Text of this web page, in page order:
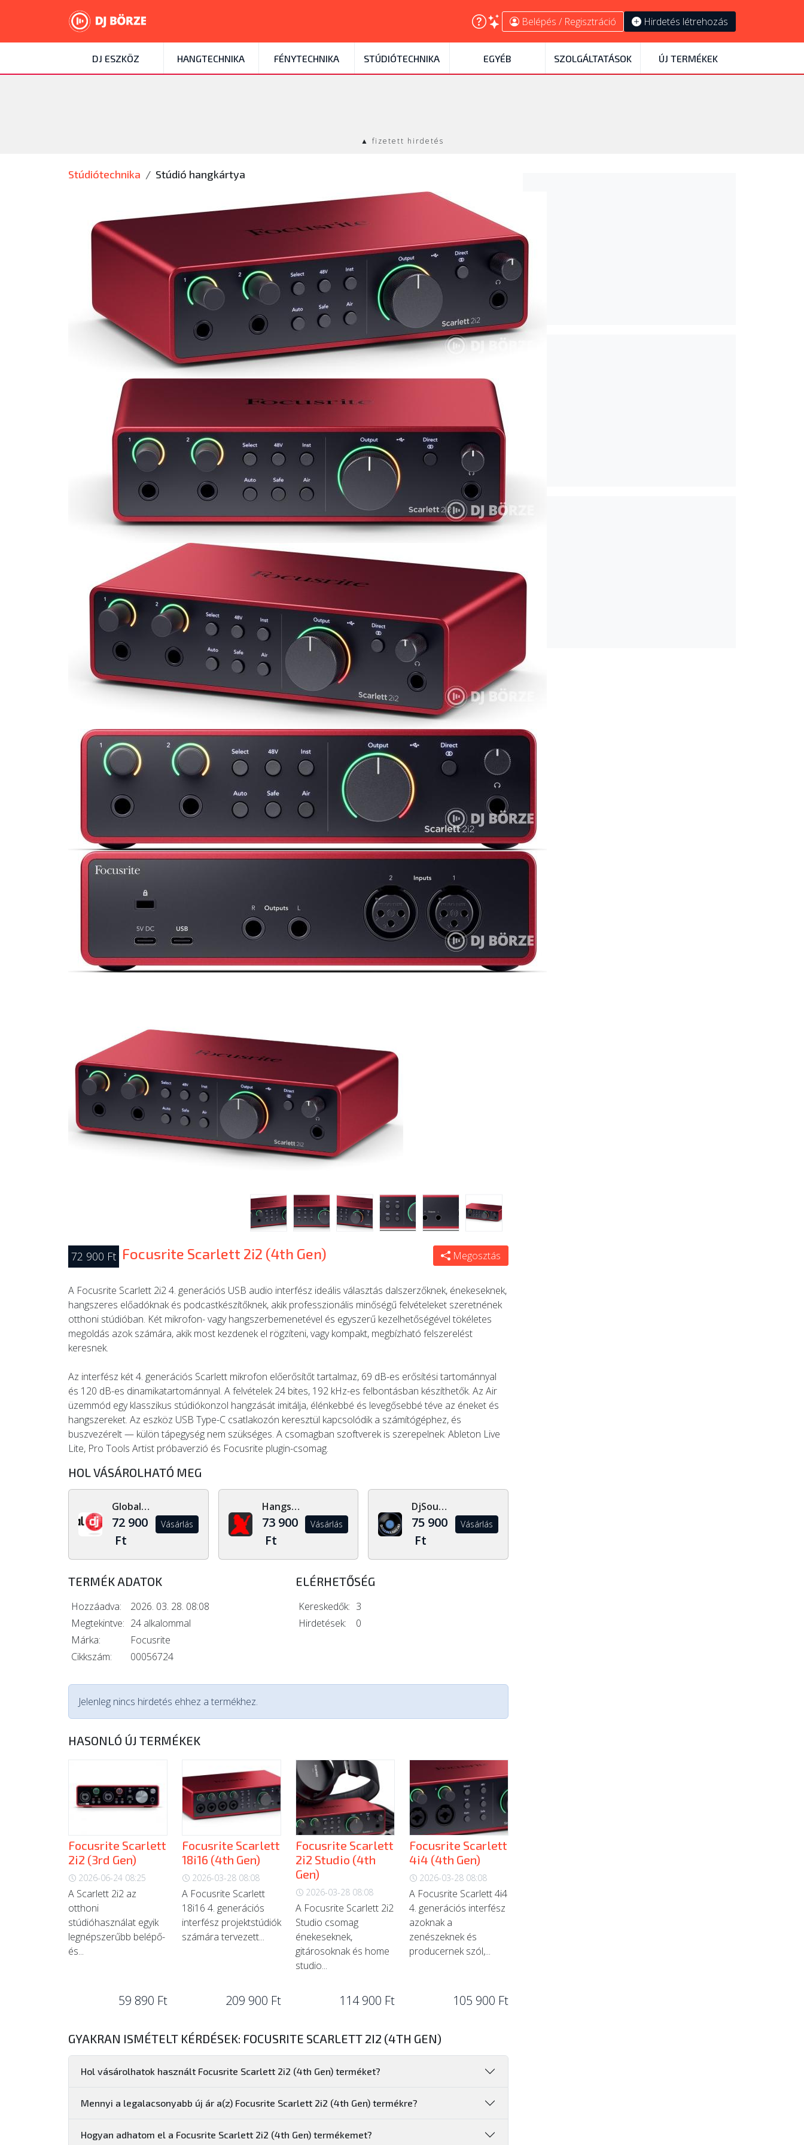
Belépés / Regisztráció Hirdetés létrehozás
DJ ESZKÖZ HANGTECHNIKA FÉNYTECHNIKA STÚDIÓTECHNIKA EGYÉB SZOLGÁLTATÁSOK ÚJ TERMÉKEK
▲ fizetett hirdetés
Stúdiótechnika Stúdió hangkártya
72 900 Ft Focusrite Scarlett 2i2 (4th Gen) Megosztás
A Focusrite Scarlett 2i2 4. generációs USB audio interfész ideális választás dalszerzőknek, énekeseknek,
hangszeres előadóknak és podcastkészítőknek, akik professzionális minőségű felvételeket szeretnének
otthoni stúdióban. Két mikrofon- vagy hangszerbemenetével és egyszerű kezelhetőségével tökéletes
megoldás azok számára, akik most kezdenek el rögzíteni, vagy kompakt, megbízható felszerelést
keresnek.
Az interfész két 4. generációs Scarlett mikrofon előerősítőt tartalmaz, 69 dB-es erősítési tartománnyal
és 120 dB-es dinamikatartománnyal. A felvételek 24 bites, 192 kHz-es felbontásban készíthetők. Az Air
üzemmód egy klasszikus stúdiókonzol hangzását imitálja, élénkebbé és levegősebbé téve az éneket és
hangszereket. Az eszköz USB Type-C csatlakozón keresztül kapcsolódik a számítógéphez, és
buszvezérelt — külön tápegység nem szükséges. A csomagban szoftverek is szerepelnek: Ableton Live
Lite, Pro Tools Artist próbaverzió és Focusrite plugin-csomag.
HOL VÁSÁROLHATÓ MEG
Global Dj Shop
72 900
Ft
Vásárlás
Hangszerdiszkont.hu
73 900
Ft
Vásárlás
DjSoundLight.hu
75 900
Ft
Vásárlás
TERMÉK ADATOK
Hozzáadva:
2026. 03. 28. 08:08
Megtekintve: 24 alkalommal
Márka:
Focusrite
Cikkszám:
00056724
ELÉRHETŐSÉG
Kereskedők: 3
Hirdetések:
0
Jelenleg nincs hirdetés ehhez a termékhez.
HASONLÓ ÚJ TERMÉKEK
Focusrite Scarlett
2i2 (3rd Gen)
2026-06-24 08:25
A Scarlett 2i2 az
otthoni
stúdióhasználat egyik
legnépszerűbb belépő-
és...
59 890 Ft
Focusrite Scarlett
18i16 (4th Gen)
2026-03-28 08:08
A Focusrite Scarlett
18i16 4. generációs
interfész projektstúdiók
számára tervezett...
209 900 Ft
Focusrite Scarlett
2i2 Studio (4th
Gen)
2026-03-28 08:08
A Focusrite Scarlett 2i2
Studio csomag
énekeseknek,
gitárosoknak és home
studio...
114 900 Ft
Focusrite Scarlett
4i4 (4th Gen)
2026-03-28 08:08
A Focusrite Scarlett 4i4
4. generációs interfész
azoknak a
zenészeknek és
producernek szól,...
105 900 Ft
GYAKRAN ISMÉTELT KÉRDÉSEK: FOCUSRITE SCARLETT 2I2 (4TH GEN)
Hol vásárolhatok használt Focusrite Scarlett 2i2 (4th Gen) terméket?
Mennyi a legalacsonyabb új ár a(z) Focusrite Scarlett 2i2 (4th Gen) termékre?
Hogyan adhatom el a Focusrite Scarlett 2i2 (4th Gen) termékemet?